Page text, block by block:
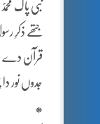
نبی پاک
جتھے ذکرِ
قرآن دے
جدوں نور
*